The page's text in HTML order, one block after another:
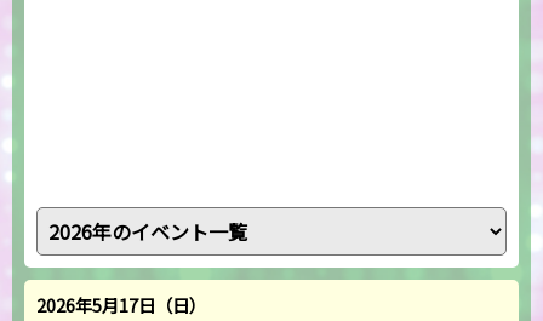
2026年5月17日（日）